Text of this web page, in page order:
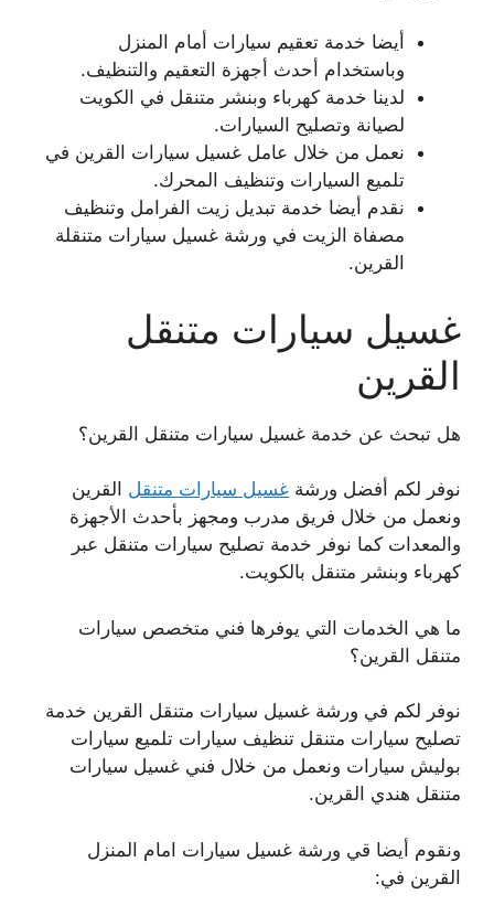
أيضا خدمة تعقيم سيارات أمام المنزل
وباستخدام أحدث أجهزة التعقيم والتنظيف.
لدينا خدمة كهرباء وبنشر متنقل في الكويت
لصيانة وتصليح السيارات.
نعمل من خلال عامل غسيل سيارات القرين في
تلميع السيارات وتنظيف المحرك.
نقدم أيضا خدمة تبديل زيت الفرامل وتنظيف
مصفاة الزيت في ورشة غسيل سيارات متنقلة
القرين.
غسيل سيارات متنقل
القرين
هل تبحث عن خدمة غسيل سيارات متنقل القرين؟
نوفر لكم أفضل ورشة غسيل سيارات متنقل القرين
ونعمل من خلال فريق مدرب ومجهز بأحدث الأجهزة
والمعدات كما نوفر خدمة تصليح سيارات متنقل عبر
كهرباء وبنشر متنقل بالكويت.
ما هي الخدمات التي يوفرها فني متخصص سيارات
متنقل القرين؟
نوفر لكم في ورشة غسيل سيارات متنقل القرين خدمة
تصليح سيارات متنقل تنظيف سيارات تلميع سيارات
بوليش سيارات ونعمل من خلال فني غسيل سيارات
متنقل هندي القرين.
ونقوم أيضا قي ورشة غسيل سيارات امام المنزل
القرين في: